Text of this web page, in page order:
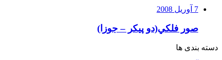
7 آوریل 2008
صور فلكي(دو پیکر – جوزا)
دسته بندی ها